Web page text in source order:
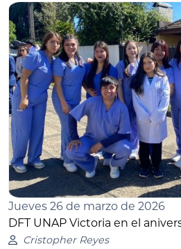
Jueves 26 de marzo de 2026
DFT UNAP Victoria en el
Cristopher Reyes